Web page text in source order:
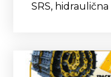
SRS, hidraulična